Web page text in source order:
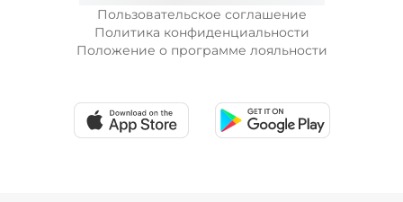
Пользовательское соглашение
Политика конфиденциальности
Положение о программе лояльности